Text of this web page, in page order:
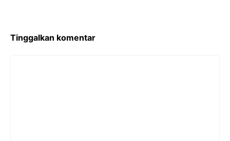
Tinggalkan komentar